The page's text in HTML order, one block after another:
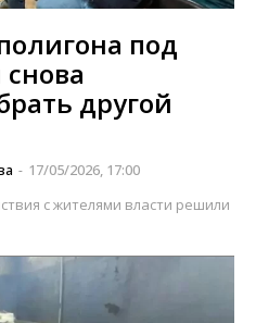
под
другой
- 17/05/2026, 17:00
с жителями власти решили